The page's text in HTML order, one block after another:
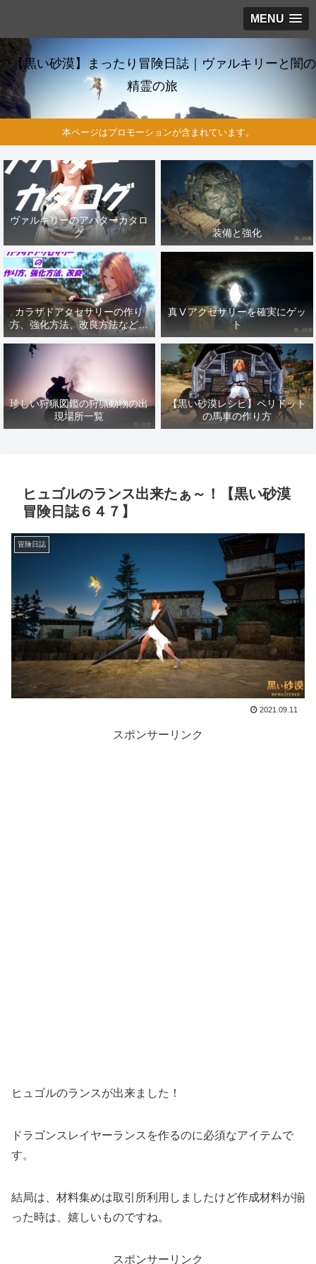
MENU
【黒い砂漠】まったり冒険日誌｜ヴァルキリーと闇の
精霊の旅
本ページはプロモーションが含まれています。
ヴァルキリーのアバターカタロ
グ
装備と強化
カラザドアクセサリーの作り
方、強化方法、改良方法などま
とめ【黒い砂漠冒険日誌１４１
真Ⅴアクセサリーを確実にゲッ
ト
珍しい狩猟図鑑の狩猟動物の出
現場所一覧
【黒い砂漠レシピ】ペリドット
の馬車の作り方
ヒュゴルのランス出来たぁ～！【黒い砂漠
冒険日誌６４７】
冒険日誌
2021.09.11
スポンサーリンク
ヒュゴルのランスが出来ました！
ドラゴンスレイヤーランスを作るのに必須なアイテムで
す。
結局は、材料集めは取引所利用しましたけど作成材料が揃
った時は、嬉しいものですね。
スポンサーリンク